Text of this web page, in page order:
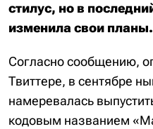
стилус, но в
изменила свои планы.
Согласно сообщению,
Твиттере, в сентябре
намеревалась
кодовым названием